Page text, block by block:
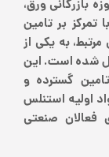
را در حوزه بازرگانی ورق،
تمرکز بر تامین
به یکی از
شده است. این
گسترده و
اولیه استنلس
فعالان صنعتی